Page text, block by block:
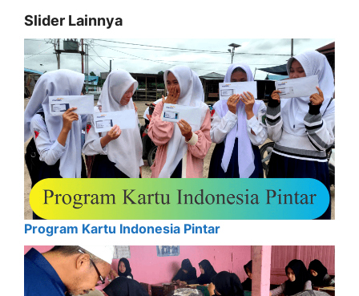
Slider Lainnya
Program Kartu Indonesia Pintar